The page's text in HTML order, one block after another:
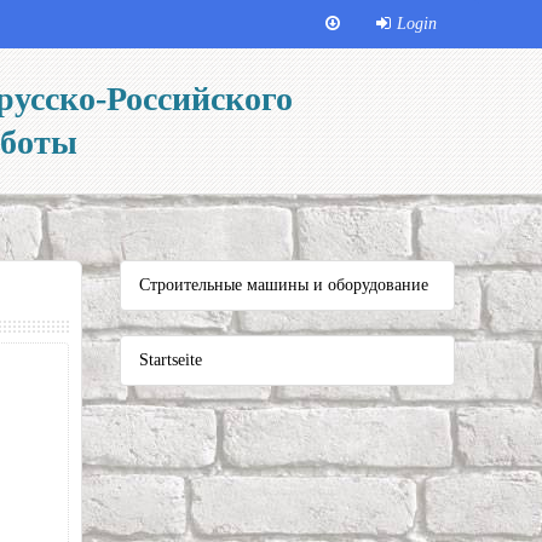
Login
Российского
Строительные машины и оборудование
Startseite